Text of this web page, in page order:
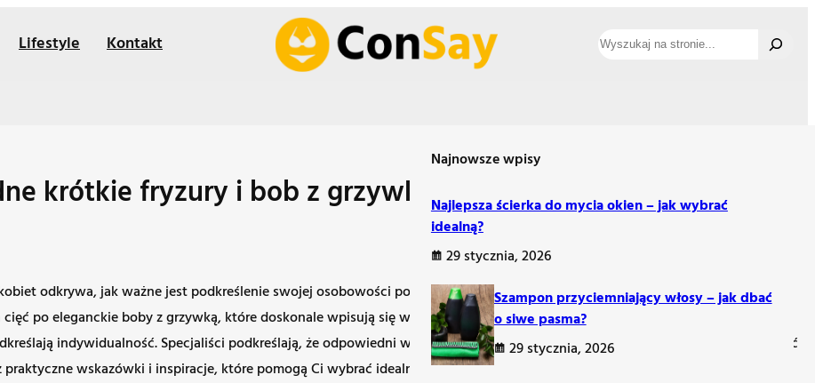
Lifestyle Kontakt Szukaj
krótkie fryzury i bob z grzywką
odkrywa, jak ważne jest podkreślenie swojej osobowości poprzez modną, a jednocześnie praktyczną fryzurę. Rok 2025
po eleganckie boby z grzywką, które doskonale wpisują się w najnowsze trendy. Obserwujemy powrót do naturalnych
indywidualność. Specjaliści podkreślają, że odpowiedni wybór fryzury może nie tylko odświeżyć wygląd, ale także dodać
wskazówki i inspiracje, które pomogą Ci wybrać idealne rozwiązanie na sezon nadchodzący w stylu nowoczesnej
Najnowsze wpisy
Najlepsza ścierka do mycia okien – jak wybrać
idealną?
29 stycznia, 2026
Szampon przyciemniający włosy – jak dbać
o siwe pasma?
29 stycznia, 2026